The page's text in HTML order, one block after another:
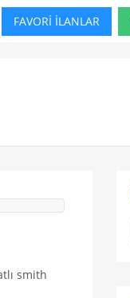
FAVORİ İLANLAR
smith